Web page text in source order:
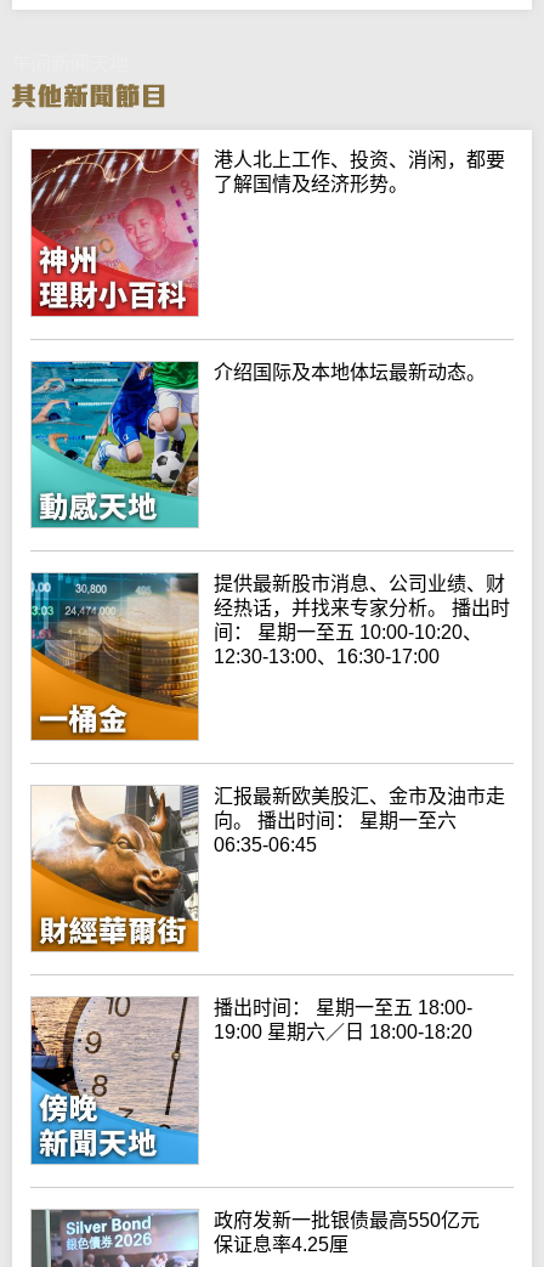
港人北上工作、投资、消闲，都要
了解国情及经济形势。
介绍国际及本地体坛最新动态。
提供最新股市消息、公司业绩、财
经热话，并找来专家分析。 播出时
间： 星期一至五 10:00-10:20、
12:30-13:00、16:30-17:00
汇报最新欧美股汇、金市及油市走
向。 播出时间： 星期一至六
06:35-06:45
播出时间： 星期一至五 18:00-
19:00 星期六／日 18:00-18:20
政府发新一批银债最高550亿元
保证息率4.25厘